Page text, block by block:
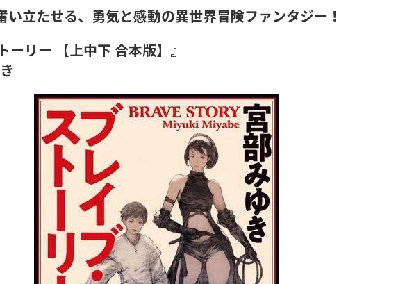
い立たせる、勇気と感動の異世界冒険ファンタジー！
ーリー 【上中下 合本版】』